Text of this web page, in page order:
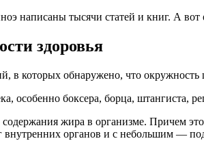
написаны тысячи статей и книг. А
здоровья
в которых обнаружено, что
особенно боксера, борца,
жира в организме. Причем
органов и с небольшим —